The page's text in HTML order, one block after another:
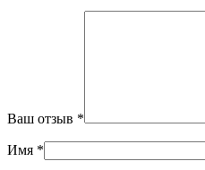
Ваш отзыв *
Имя *